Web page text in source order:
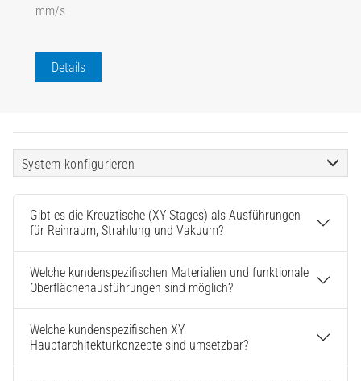
mm/s
Details
System konfigurieren
Gibt es die Kreuztische (XY Stages) als Ausführungen
für Reinraum, Strahlung und Vakuum?
Welche kundenspezifischen Materialien und funktionale
Oberflächenausführungen sind möglich?
Welche kundenspezifischen XY
Hauptarchitekturkonzepte sind umsetzbar?